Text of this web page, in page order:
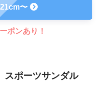
〜
ポンあり！
ポーツサンダル